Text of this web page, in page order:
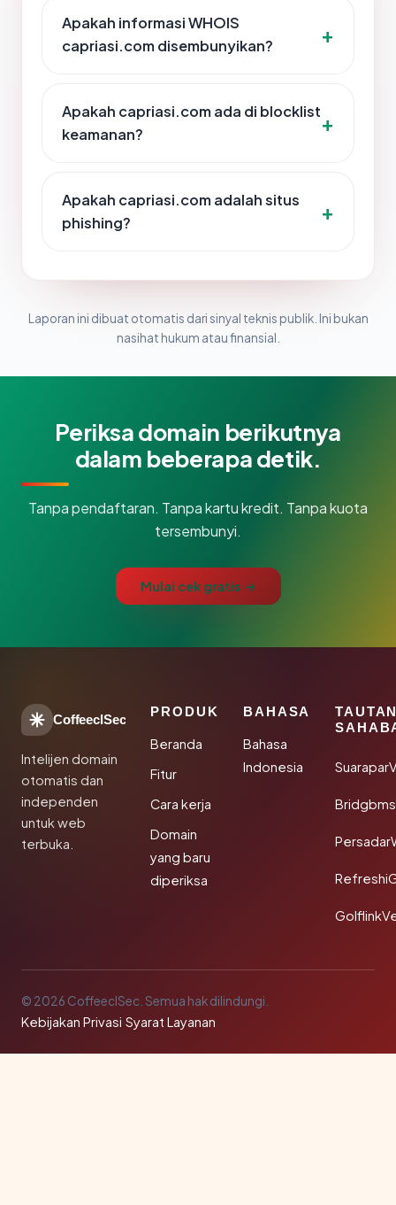
Apakah informasi WHOIS
capriasi.com disembunyikan?
Apakah capriasi.com ada di blocklist
keamanan?
Apakah capriasi.com adalah situs
phishing?
Laporan ini dibuat otomatis dari sinyal teknis publik. Ini bukan
nasihat hukum atau finansial.
Periksa domain berikutnya
dalam beberapa detik.
Tanpa pendaftaran. Tanpa kartu kredit. Tanpa kuota
tersembunyi.
Mulai cek gratis →
CoffeeclSec
Intelijen domain
otomatis dan
independen
untuk web
terbuka.
PRODUK
Beranda
Fitur
Cara kerja
Domain
yang baru
diperiksa
BAHASA
Bahasa
Indonesia
© 2026 CoffeeclSec. Semua hak dilindungi.
Kebijakan Privasi·Syarat Layanan